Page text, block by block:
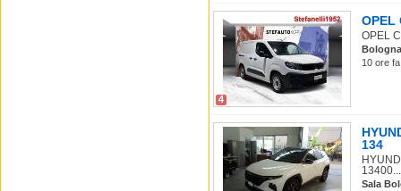
4
OPEL
OPEL
Bologna
10 ore
134
13400...
Sala